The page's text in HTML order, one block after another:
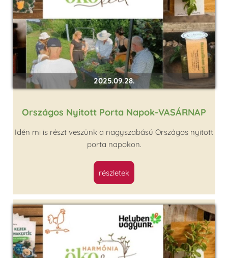
2025.09.28.
Országos Nyitott Porta Napok-VASÁRNAP
Idén mi is részt veszünk a nagyszabású Országos nyitott
porta napokon.
részletek